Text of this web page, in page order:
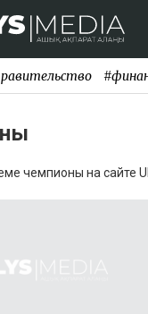
чемпионы на сайте